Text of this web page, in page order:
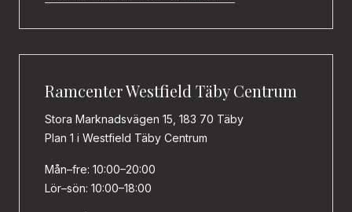
Ramcenter Westfield Täby Centrum
Stora Marknadsvägen 15, 183 70 Täby
Plan 1 i Westfield Täby Centrum
Mån–fre: 10:00–20:00
Lör–sön: 10:00–18:00